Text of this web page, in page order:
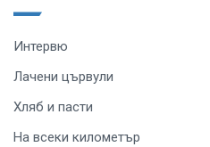
Интервю
Лачени цървули
Хляб и пасти
На всеки километър